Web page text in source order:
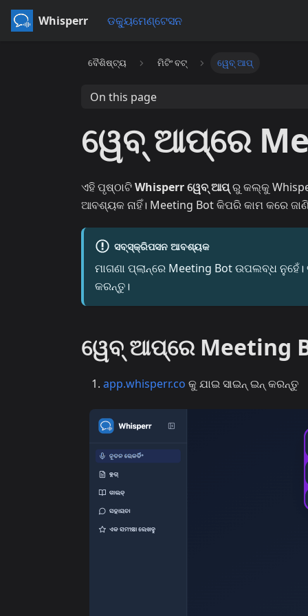
Whisperr ଡକ୍ୟୁମେଣ୍ଟେସନ
ବୈଶିଷ୍ଟ୍ୟ ମିଟିଂ ବଟ୍ ୱେବ୍ ଆପ୍
On this page
ୱେବ୍ ଆପ୍‌ରେ
ଏହି ପୃଷ୍ଠାଟିWhisperr ୱେବ୍ ଆପ୍ରୁ କଲ୍‌କୁ
ଆବଶ୍ୟକ ନାହିଁ। Meeting Bot କିପରି କାମ କରେ
ସବ୍‌ସ୍କ୍ରିପସନ ଆବଶ୍ୟକ
ମାଗଣା ପ୍ଲାନ୍‌ରେ Meeting Bot ଉପଲବ୍ଧ
କରନ୍ତୁ।
ୱେବ୍ ଆପ୍‌ରେ Meeting
app.whisperr.co କୁ ଯାଇ ସାଇନ୍ ଇନ୍ କରନ୍ତୁ